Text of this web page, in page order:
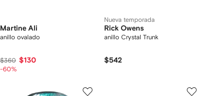
Martine Ali
anillo ovalado
$360 $130
-60%
Nueva temporada
Rick Owens
anillo Crystal Trunk
$542